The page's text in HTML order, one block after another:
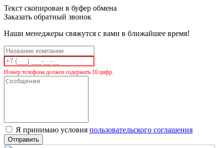
Текст скопирован в буфер обмена
Заказать обратный звонок
Наши менеджеры свяжутся с вами в ближайшее время!
Номер телефона должен содержать 10 цифр.
Я принимаю условия пользовательского соглашения
Отправить